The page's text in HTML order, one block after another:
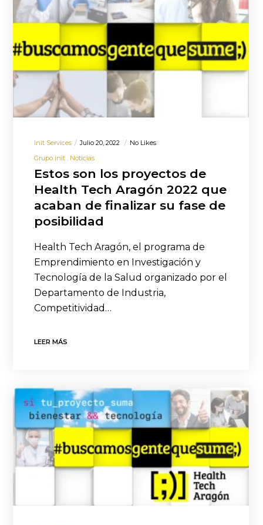
Init Services Julio 20, 2022
No Likes
Grupo init
Noticias
Estos son los proyectos de
Health Tech Aragón 2022 que
acaban de finalizar su fase de
posibilidad
Health Tech Aragón, el programa de
Emprendimiento en Investigación y
Tecnología de la Salud organizado por el
Departamento de Industria,
Competitividad…
LEER MÁS